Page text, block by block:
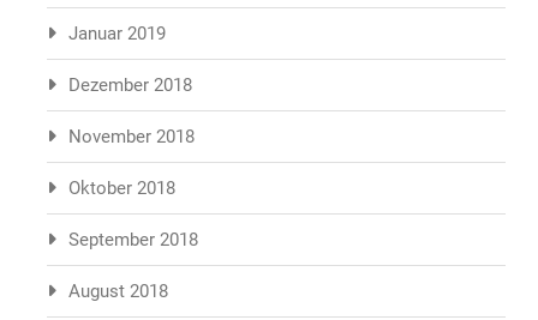
Januar 2019
Dezember 2018
November 2018
Oktober 2018
September 2018
August 2018